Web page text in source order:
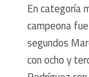
En categoría
campeona
segundos
con ocho y